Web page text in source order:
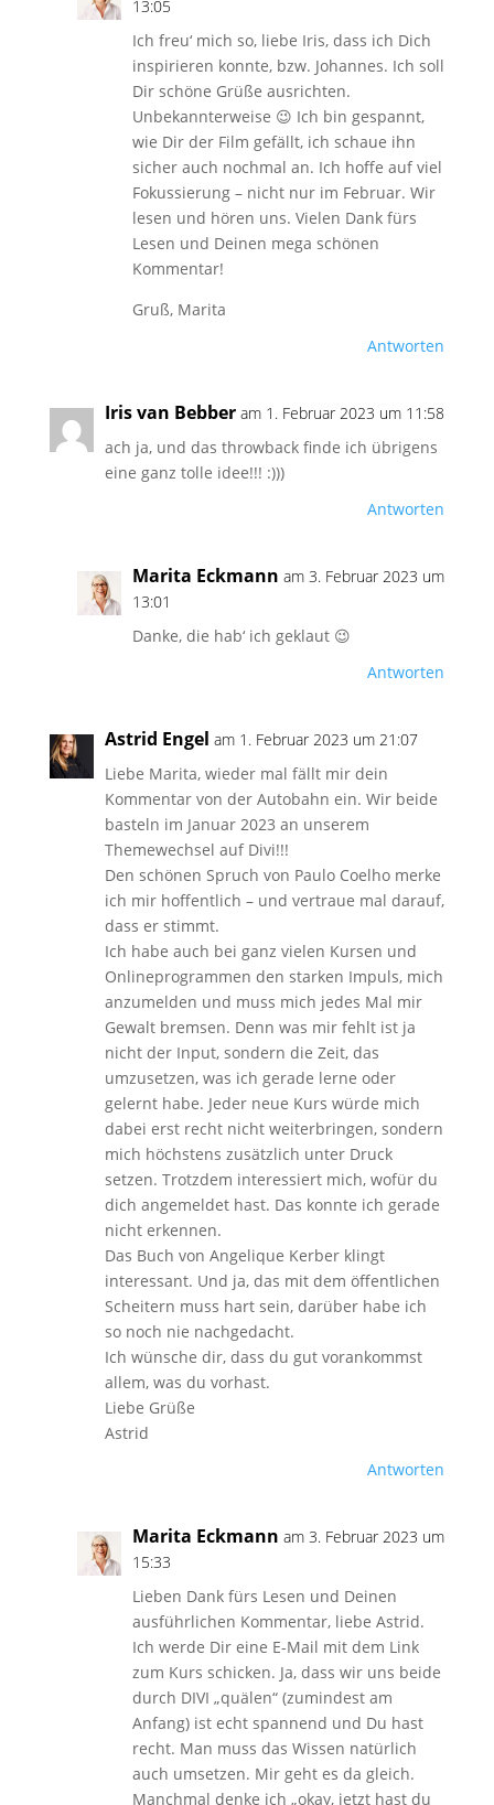
13:05
Ich freu‘ mich so, liebe Iris, dass ich Dich
inspirieren konnte, bzw. Johannes. Ich soll
Dir schöne Grüße ausrichten.
Unbekannterweise 😉 Ich bin gespannt,
wie Dir der Film gefällt, ich schaue ihn
sicher auch nochmal an. Ich hoffe auf viel
Fokussierung – nicht nur im Februar. Wir
lesen und hören uns. Vielen Dank fürs
Lesen und Deinen mega schönen
Kommentar!
Gruß, Marita
Antworten
Iris van Bebber am 1. Februar 2023 um 11:58
ach ja, und das throwback finde ich übrigens
eine ganz tolle idee!!! :)))
Antworten
Marita Eckmann am 3. Februar 2023 um
13:01
Danke, die hab‘ ich geklaut 😉
Antworten
Astrid Engel am 1. Februar 2023 um 21:07
Liebe Marita, wieder mal fällt mir dein
Kommentar von der Autobahn ein. Wir beide
basteln im Januar 2023 an unserem
Themewechsel auf Divi!!!
Den schönen Spruch von Paulo Coelho merke
ich mir hoffentlich – und vertraue mal darauf,
dass er stimmt.
Ich habe auch bei ganz vielen Kursen und
Onlineprogrammen den starken Impuls, mich
anzumelden und muss mich jedes Mal mir
Gewalt bremsen. Denn was mir fehlt ist ja
nicht der Input, sondern die Zeit, das
umzusetzen, was ich gerade lerne oder
gelernt habe. Jeder neue Kurs würde mich
dabei erst recht nicht weiterbringen, sondern
mich höchstens zusätzlich unter Druck
setzen. Trotzdem interessiert mich, wofür du
dich angemeldet hast. Das konnte ich gerade
nicht erkennen.
Das Buch von Angelique Kerber klingt
interessant. Und ja, das mit dem öffentlichen
Scheitern muss hart sein, darüber habe ich
so noch nie nachgedacht.
Ich wünsche dir, dass du gut vorankommst
allem, was du vorhast.
Liebe Grüße
Astrid
Antworten
Marita Eckmann am 3. Februar 2023 um
15:33
Lieben Dank fürs Lesen und Deinen
ausführlichen Kommentar, liebe Astrid.
Ich werde Dir eine E-Mail mit dem Link
zum Kurs schicken. Ja, dass wir uns beide
durch DIVI „quälen“ (zumindest am
Anfang) ist echt spannend und Du hast
recht. Man muss das Wissen natürlich
auch umsetzen. Mir geht es da gleich.
Manchmal denke ich „okay, jetzt hast du